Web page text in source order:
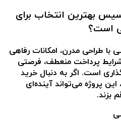
بهترین انتخاب برای
است؟
با طراحی مدرن، امکانات رفاهی
پرداخت منعطف، فرصتی
است. اگر به دنبال خرید
پروژه می‌تواند آینده‌ای
بزند.